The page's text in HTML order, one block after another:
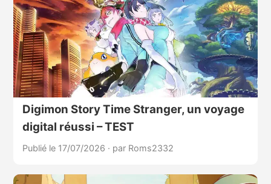
Digimon Story Time Stranger, un voyage
digital réussi – TEST
Publié le 17/07/2026 · par Roms2332